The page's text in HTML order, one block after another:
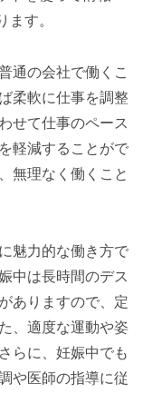
ます。
通の会社で働くこ
柔軟に仕事を調整
せて仕事のペース
軽減することがで
無理なく働くこと
魅力的な働き方で
中は長時間のデス
ありますので、定
、適度な運動や姿
らに、妊娠中でも
や医師の指導に従